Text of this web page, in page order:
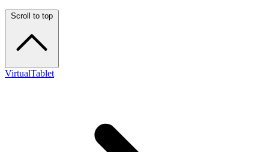
Scroll to top
VirtualTablet